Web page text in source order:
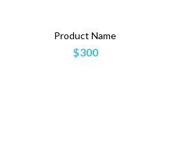
Product Name
$300